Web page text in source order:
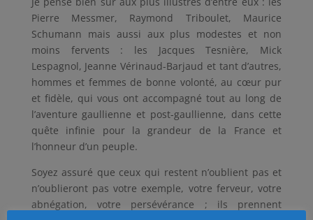
Pierre Messmer, Raymond Triboulet, Maurice
Schumann mais aussi aux plus modestes et non
moins fervents : les Jacques Tesnière, Mick
Lespagnol, Jeanne Vérinaud-Barjaud et tant d’autres,
hommes et femmes de bonne volonté, au cœur pur
et fidèle, qui vous ont accompagné tout au long de
l’aventure gaullienne et post-gaullienne, dans cette
quête infinie pour la grandeur de la France et
l’honneur d’un peuple.
Soyez assuré que ceux qui restent n’oublient pas et
n’oublieront pas votre exemple, votre ferveur, votre
abnégation, votre persévérance ; ils prennent